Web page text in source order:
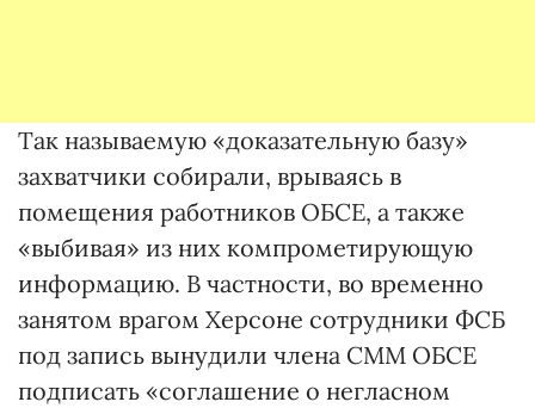
Так называемую «доказательную базу»
захватчики собирали, врываясь в
помещения работников ОБСЕ, а также
«выбивая» из них компрометирующую
информацию. В частности, во временно
занятом врагом Херсоне сотрудники ФСБ
под запись вынудили члена СММ ОБСЕ
подписать «соглашение о негласном